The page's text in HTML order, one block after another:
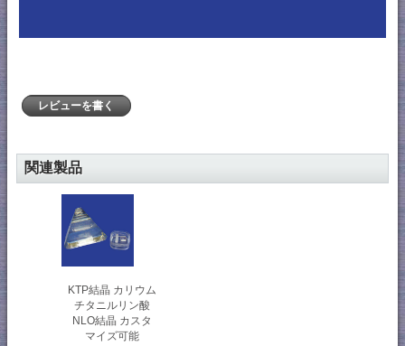
レビューを書く
関連製品
KTP結晶 カリウム
チタニルリン酸
NLO結晶 カスタ
マイズ可能